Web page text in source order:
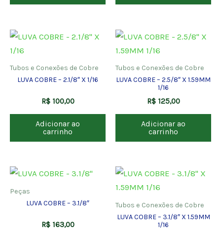
Tubos e Conexões de Cobre
LUVA COBRE – 2.1/8″ X 1/16
R$100,00
Adicionar ao
carrinho
Tubos e Conexões de Cobre
LUVA COBRE – 2.5/8″ X 1.59MM
1/16
R$125,00
Adicionar ao
carrinho
Peças
LUVA COBRE – 3.1/8″
R$163,00
Tubos e Conexões de Cobre
LUVA COBRE – 3.1/8″ X 1.59MM
1/16